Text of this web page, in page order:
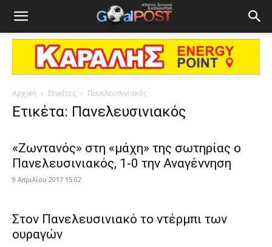
Αρχική Ετικέτες Πανελευσινιακός
Ετικέτα: Πανελευσινιακός
«Ζωντανός» στη «μάχη» της σωτηρίας ο
Πανελευσινιακός, 1-0 την Αναγέννηση
9 Απριλίου 2017 15:02
Στον Πανελευσινιακό το ντέρμπι των
ουραγών